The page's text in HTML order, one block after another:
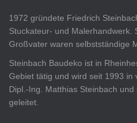
1972 gründete Friedrich
Stuckateur- und Malerhandwerk.
Großvater waren selbstständige
Steinbach Baudeko ist in
Gebiet tätig und wird seit 1993 in
Dipl.-Ing. Matthias Steinbach
geleitet.